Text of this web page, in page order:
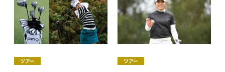
ツアー ツアー